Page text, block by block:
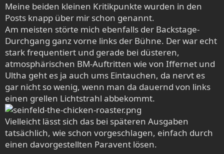
Meine beiden kleinen Kritikpunkte wurden in den
Posts knapp über mir schon genannt.
Am meisten störte mich ebenfalls der Backstage-
Durchgang ganz vorne links der Bühne. Der war echt
stark frequentiert und gerade bei düsteren,
atmosphärischen BM-Auftritten wie von Iffernet und
Ultha geht es ja auch ums Eintauchen, da nervt es
gar nicht so wenig, wenn man da dauernd von links
einen grellen Lichtstrahl abbekommt.
Vielleicht lässt sich das bei späteren Ausgaben
tatsächlich, wie schon vorgeschlagen, einfach durch
einen davorgestellten Paravent lösen.